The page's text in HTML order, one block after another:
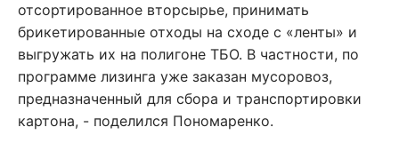
отсортированное вторсырье, принимать
брикетированные отходы на сходе с «ленты» и
выгружать их на полигоне ТБО. В частности, по
программе лизинга уже заказан мусоровоз,
предназначенный для сбора и транспортировки
картона, - поделился Пономаренко.